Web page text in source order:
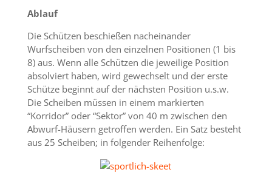
Ablauf
Die Schützen beschießen nacheinander
Wurfscheiben von den einzelnen Positionen (1 bis
8) aus. Wenn alle Schützen die jeweilige Position
absolviert haben, wird gewechselt und der erste
Schütze beginnt auf der nächsten Position u.s.w.
Die Scheiben müssen in einem markierten
“Korridor” oder “Sektor” von 40 m zwischen den
Abwurf-Häusern getroffen werden. Ein Satz besteht
aus 25 Scheiben; in folgender Reihenfolge: